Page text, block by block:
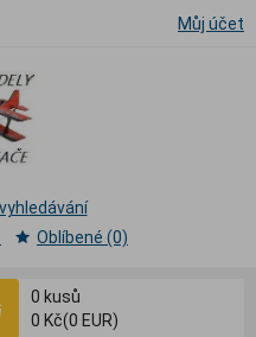
Můj účet
0 kusů
0 Kč(0 EUR)
Oblíbené (0)